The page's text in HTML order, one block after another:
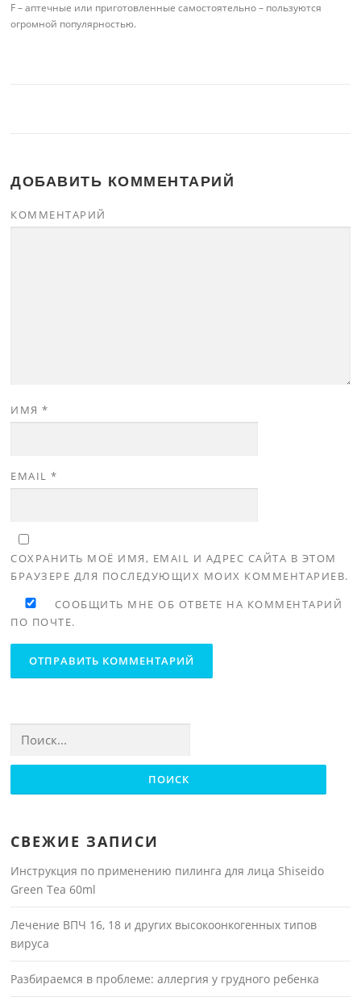
F – аптечные или приготовленные самостоятельно – пользуются
огромной популярностью.
ДОБАВИТЬ КОММЕНТАРИЙ
КОММЕНТАРИЙ
ИМЯ*
EMAIL*
СОХРАНИТЬ МОЁ ИМЯ, EMAIL И АДРЕС САЙТА В ЭТОМ
БРАУЗЕРЕ ДЛЯ ПОСЛЕДУЮЩИХ МОИХ КОММЕНТАРИЕВ.
СООБЩИТЬ МНЕ ОБ ОТВЕТЕ НА КОММЕНТАРИЙ
ПО ПОЧТЕ.
СВЕЖИЕ ЗАПИСИ
Инструкция по применению пилинга для лица Shiseido
Green Tea 60ml
Лечение ВПЧ 16, 18 и других высокоонкогенных типов
вируса
Разбираемся в проблеме: аллергия у грудного ребенка